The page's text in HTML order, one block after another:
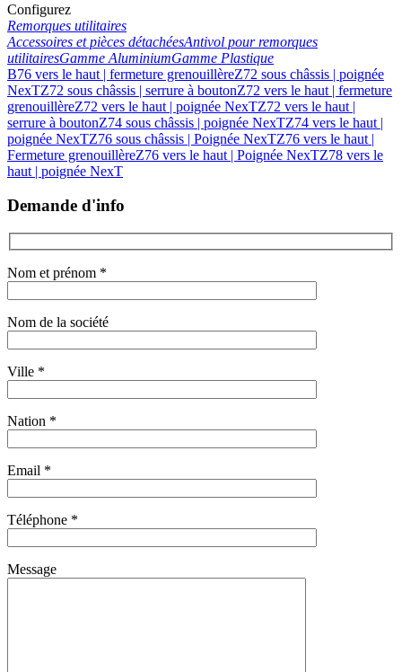
Configurez
Remorques utilitaires
Accessoires et pièces détachéesAntivol pour remorques
utilitairesGamme AluminiumGamme Plastique
B76 vers le haut | fermeture grenouillèreZ72 sous châssis | poignée
NexTZ72 sous châssis | serrure à boutonZ72 vers le haut | fermeture
grenouillèreZ72 vers le haut | poignée NexTZ72 vers le haut |
serrure à boutonZ74 sous châssis | poignée NexTZ74 vers le haut |
poignée NexTZ76 sous châssis | Poignée NexTZ76 vers le haut |
Fermeture grenouillèreZ76 vers le haut | Poignée NexTZ78 vers le
haut | poignée NexT
Demande d'info
Nom et prénom *
Nom de la société
Ville *
Nation *
Email *
Téléphone *
Message